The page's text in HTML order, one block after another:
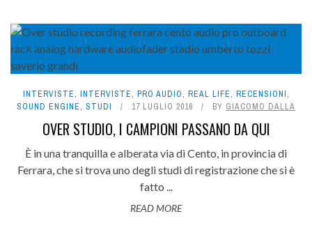
INTERVISTE, INTERVISTE, PRO AUDIO, REAL LIFE, RECENSIONI,
SOUND ENGINE, STUDI 17 LUGLIO 2016 BY GIACOMO DALLA
OVER STUDIO, I CAMPIONI PASSANO DA QUI
È in una tranquilla e alberata via di Cento, in provincia di
Ferrara, che si trova uno degli studi di registrazione che si è
fatto ...
READ MORE